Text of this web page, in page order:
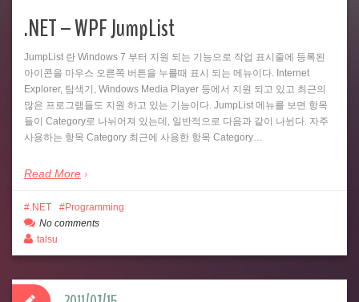
.NET – WPF JumpList
JumpList 란 Windows 7 부터 지원 되는 기능으로 작업 표시줄에 등록된
아이콘을 마우스 오른쪽 버튼을 누를때 표시 되는 메뉴이다. Internet
Explorer, 탐색기, Windows Media Player 등에서 지원 되고 있고 최근의
많은 프로그램들도 지원 하고 있는 기능이다. JumpList 메뉴를 보면 항목
들이 Category로 나뉘어져 있는데, 일반적으로 다음과 같이 나뉜다. 자주
사용하는 항목 Category 최근에 사용한 항목 Category…
Read More
.NET
Programming
No comments
talsu